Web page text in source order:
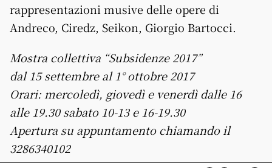
rappresentazioni musive delle opere di
Andreco, Ciredz, Seikon, Giorgio Bartocci.
Mostra collettiva “Subsidenze 2017”
dal 15 settembre al 1° ottobre 2017
Orari: mercoledì, giovedì e venerdì dalle 16
alle 19.30 sabato 10-13 e 16-19.30
Apertura su appuntamento chiamando il
3286340102